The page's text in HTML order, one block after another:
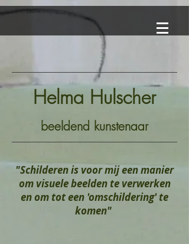
Helma Hulscher
beeldend kunstenaar
"Schilderen is voor mij een manier
om visuele beelden te verwerken
en om tot een 'omschildering' te
komen"